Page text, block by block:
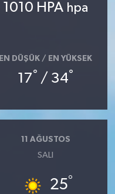
1010 HPA hpa
EN DÜŞÜK / EN YÜKSEK
17° / 34°
11 AĞUSTOS
SALI
25°